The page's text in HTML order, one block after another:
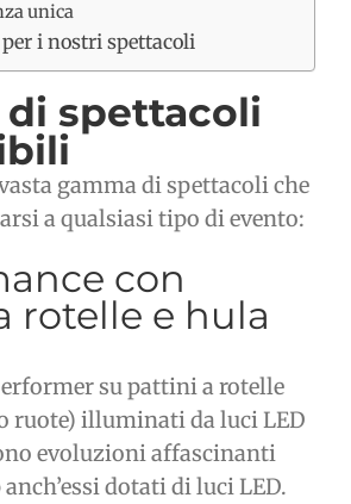
unica
i nostri spettacoli
di spettacoli
gamma di spettacoli che
a qualsiasi tipo di evento:
con
rotelle e hula
su pattini a rotelle
ruote) illuminati da luci LED
evoluzioni affascinanti
dotati di luci LED.